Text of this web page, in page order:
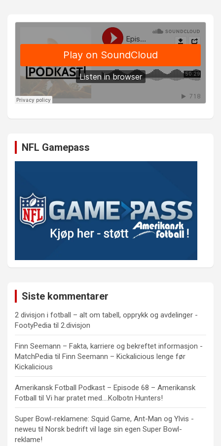
NFL Gamepass
Siste kommentarer
2 divisjon i fotball – alt om tabell, opprykk og avdelinger -
FootyPedia til 2.divisjon
Finn Seemann – Fakta, karriere og bekreftet informasjon -
MatchPedia til Finn Seemann – Kickalicious lenge før
Kickalicious
Amerikansk Fotball Podkast – Episode 68 – Amerikansk
Fotball til Vi har pratet med….Kolbotn Hunters!
Super Bowl-reklamene: Squid Game, Ant-Man og Ylvis -
neweu til Norsk bedrift vil lage sin egen Super Bowl-
reklame!